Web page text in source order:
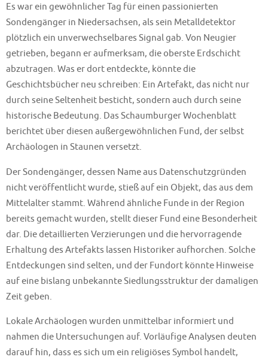
Es war ein gewöhnlicher Tag für einen passionierten
Sondengänger in Niedersachsen, als sein Metalldetektor
plötzlich ein unverwechselbares Signal gab. Von Neugier
getrieben, begann er aufmerksam, die oberste Erdschicht
abzutragen. Was er dort entdeckte, könnte die
Geschichtsbücher neu schreiben: Ein Artefakt, das nicht nur
durch seine Seltenheit besticht, sondern auch durch seine
historische Bedeutung. Das Schaumburger Wochenblatt
berichtet über diesen außergewöhnlichen Fund, der selbst
Archäologen in Staunen versetzt.
Der Sondengänger, dessen Name aus Datenschutzgründen
nicht veröffentlicht wurde, stieß auf ein Objekt, das aus dem
Mittelalter stammt. Während ähnliche Funde in der Region
bereits gemacht wurden, stellt dieser Fund eine Besonderheit
dar. Die detaillierten Verzierungen und die hervorragende
Erhaltung des Artefakts lassen Historiker aufhorchen. Solche
Entdeckungen sind selten, und der Fundort könnte Hinweise
auf eine bislang unbekannte Siedlungsstruktur der damaligen
Zeit geben.
Lokale Archäologen wurden unmittelbar informiert und
nahmen die Untersuchungen auf. Vorläufige Analysen deuten
darauf hin, dass es sich um ein religiöses Symbol handelt,